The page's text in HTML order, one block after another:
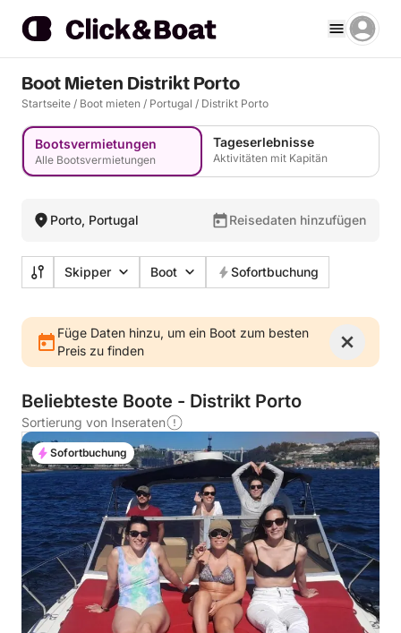
Boot Mieten Distrikt Porto
Startseite / Boot mieten / Portugal / Distrikt Porto
Bootsvermietungen
Alle Bootsvermietungen
Tageserlebnisse
Aktivitäten mit Kapitän
Porto, Portugal Reisedaten hinzufügen
Skipper Boot Sofortbuchung
Füge Daten hinzu, um ein Boot zum besten
Preis zu finden
Beliebteste Boote - Distrikt Porto
Sortierung von Inseraten
Sofortbuchung